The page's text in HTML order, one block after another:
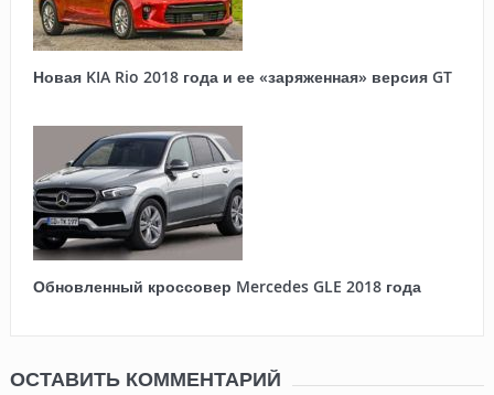
Новая KIA Rio 2018 года и ее «заряженная» версия GT
Обновленный кроссовер Mercedes GLE 2018 года
ОСТАВИТЬ КОММЕНТАРИЙ